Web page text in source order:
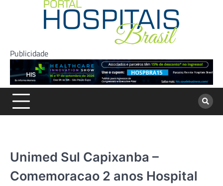
Publicidade
Unimed Sul Capixanba –
Comemoracao 2 anos Hospital